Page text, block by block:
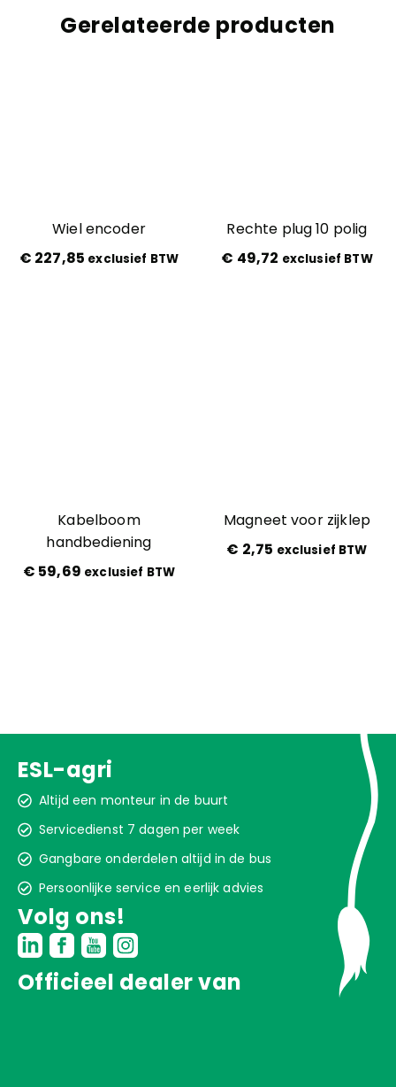
Gerelateerde producten
Wiel encoder
€ 227,85 exclusief BTW
Rechte plug 10 polig
€ 49,72 exclusief BTW
Kabelboom
handbediening
€ 59,69 exclusief BTW
Magneet voor zijklep
€ 2,75 exclusief BTW
ESL-agri
Altijd een monteur in de buurt
Servicedienst 7 dagen per week
Gangbare onderdelen altijd in de bus
Persoonlijke service en eerlijk advies
Volg ons!
Officieel dealer van